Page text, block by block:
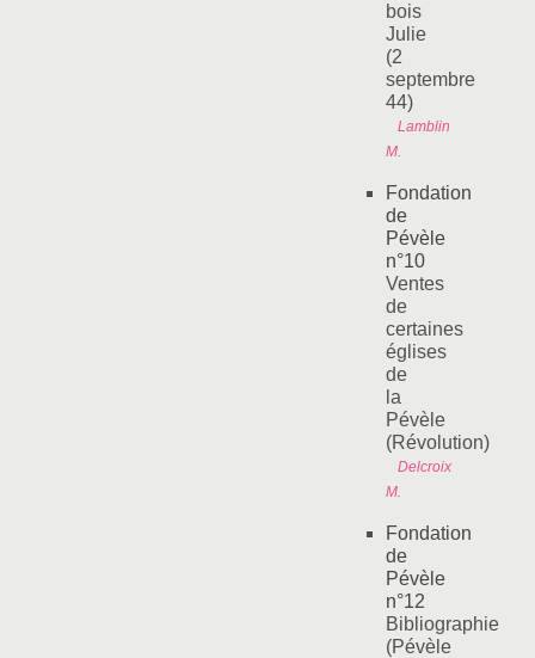
bois
Julie
(2
septembre
44)
Lamblin
M.
Fondation
de
Pévèle
n°10
Ventes
de
certaines
églises
de
la
Pévèle
(Révolution)
Delcroix
M.
Fondation
de
Pévèle
n°12
Bibliographie
(Pévèle